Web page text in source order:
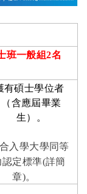
班一般組2名
有碩士學位者
（含應屆畢業
生）。
入學大學同等
認定標準(詳簡
章)。